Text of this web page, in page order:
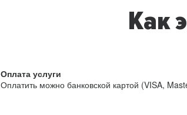
Как
Оплата услуги
Оплатить можно банковской картой (VISA,